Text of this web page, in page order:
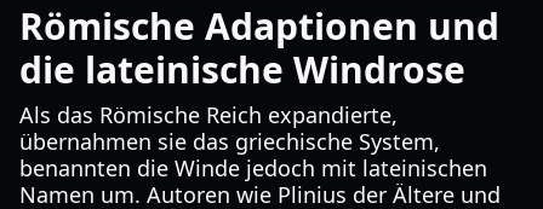
Römische Adaptionen und
die lateinische Windrose
Als das Römische Reich expandierte,
übernahmen sie das griechische System,
benannten die Winde jedoch mit lateinischen
Namen um. Autoren wie Plinius der Ältere und